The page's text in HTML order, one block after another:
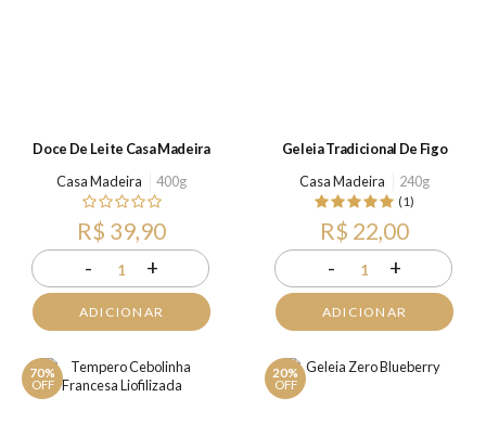
Doce De Leite Casa Madeira
Casa Madeira
400g
R$ 39,90
- 1 +
ADICIONAR
Geleia Tradicional De Figo
Casa Madeira
240g
(1)
R$ 22,00
- 1 +
ADICIONAR
70%
OFF
20%
OFF